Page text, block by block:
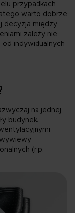
przypadkach
warto dobrze
decyzja między
zależy nie
indywidualnych
na jednej
budynek.
(np.